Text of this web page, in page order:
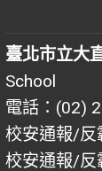
臺北市立大
School
電話：(02)
校安通報/反
校安通報/反